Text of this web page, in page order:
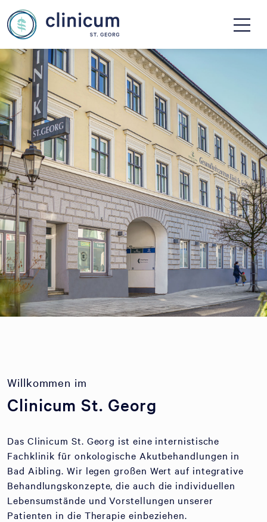
Willkommen im
Clinicum St. Georg
Das Clinicum St. Georg ist eine internistische
Fachklinik für onkologische Akutbehandlungen in
Bad Aibling. Wir legen großen Wert auf integrative
Behandlungskonzepte, die auch die individuellen
Lebensumstände und Vorstellungen unserer
Patienten in die Therapie einbeziehen.